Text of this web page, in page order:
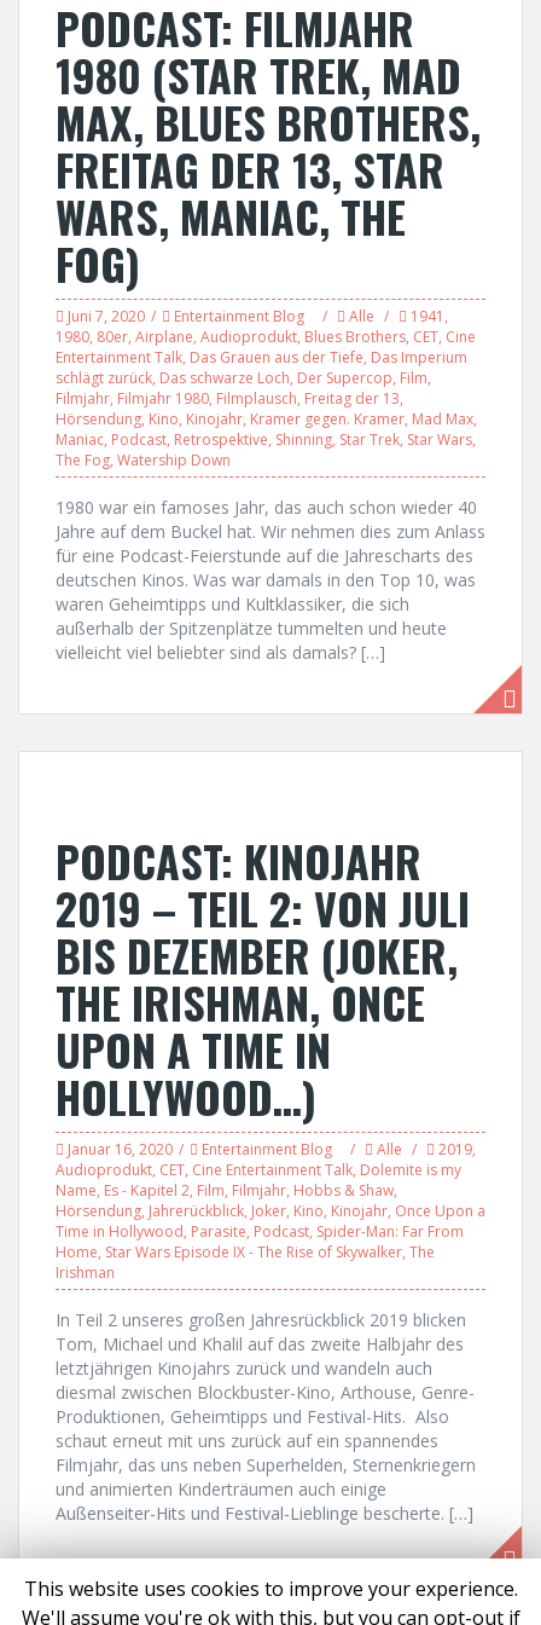
PODCAST: FILMJAHR
1980 (STAR TREK, MAD
MAX, BLUES BROTHERS,
FREITAG DER 13, STAR
WARS, MANIAC, THE
FOG)
Juni 7, 2020 Entertainment Blog Alle 1941 ,
1980, 80er, Airplane, Audioprodukt, Blues Brothers, CET, Cine
Entertainment Talk, Das Grauen aus der Tiefe, Das Imperium
schlägt zurück, Das schwarze Loch, Der Supercop, Film,
Filmjahr, Filmjahr 1980, Filmplausch, Freitag der 13,
Hörsendung, Kino, Kinojahr, Kramer gegen. Kramer, Mad Max,
Maniac, Podcast, Retrospektive, Shinning, Star Trek, Star Wars,
The Fog, Watership Down
1980 war ein famoses Jahr, das auch schon wieder 40
Jahre auf dem Buckel hat. Wir nehmen dies zum Anlass
für eine Podcast-Feierstunde auf die Jahrescharts des
deutschen Kinos. Was war damals in den Top 10, was
waren Geheimtipps und Kultklassiker, die sich
außerhalb der Spitzenplätze tummelten und heute
vielleicht viel beliebter sind als damals? […]
PODCAST: KINOJAHR
2019 – TEIL 2: VON JULI
BIS DEZEMBER (JOKER,
THE IRISHMAN, ONCE
UPON A TIME IN
HOLLYWOOD…)
Januar 16, 2020 Entertainment Blog Alle 2019,
Audioprodukt, CET, Cine Entertainment Talk, Dolemite is my
Name, Es - Kapitel 2, Film, Filmjahr, Hobbs & Shaw,
Hörsendung, Jahrerückblick, Joker, Kino, Kinojahr, Once Upon a
Time in Hollywood, Parasite, Podcast, Spider-Man: Far From
Home, Star Wars Episode IX - The Rise of Skywalker, The
Irishman
In Teil 2 unseres großen Jahresrückblick 2019 blicken
Tom, Michael und Khalil auf das zweite Halbjahr des
letztjährigen Kinojahrs zurück und wandeln auch
diesmal zwischen Blockbuster-Kino, Arthouse, Genre-
Produktionen, Geheimtipps und Festival-Hits. Also
schaut erneut mit uns zurück auf ein spannendes
Filmjahr, das uns neben Superhelden, Sternenkriegern
und animierten Kinderträumen auch einige
Außenseiter-Hits und Festival-Lieblinge bescherte. […]
This website uses cookies to improve your experience.
We'll assume you're ok with this, but you can opt-out if